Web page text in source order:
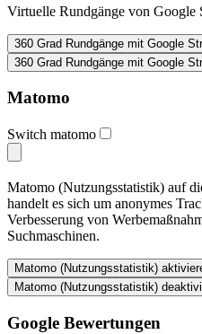
Virtuelle Rundgänge von Google
Matomo
Switch matomo
Matomo (Nutzungsstatistik) auf
handelt es sich um anonymes
Verbesserung von
Suchmaschinen.
Google Bewertungen